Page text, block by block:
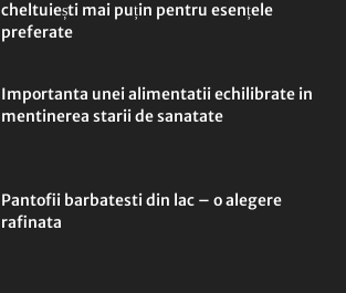
cheltuiești mai puțin pentru esențele
preferate
Importanta unei alimentatii echilibrate in
mentinerea starii de sanatate
Pantofii barbatesti din lac – o alegere
rafinata